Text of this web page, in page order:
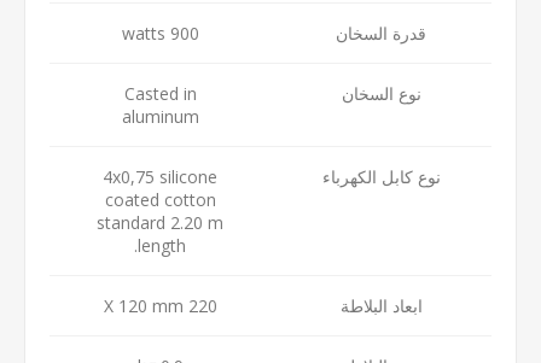
قدرة السخان 900 watts
نوع السخان
Casted in
aluminum
نوع كابل الكهرباء
4x0,75 silicone
coated cotton
standard 2.20 m
length.
ابعاد البلاطة 220 X 120 mm